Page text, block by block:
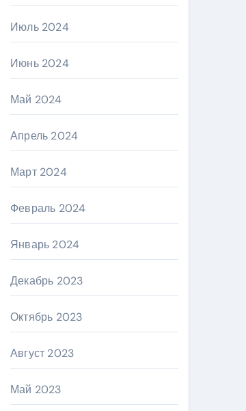
Июль 2024
Июнь 2024
Май 2024
Апрель 2024
Март 2024
Февраль 2024
Январь 2024
Декабрь 2023
Октябрь 2023
Август 2023
Май 2023